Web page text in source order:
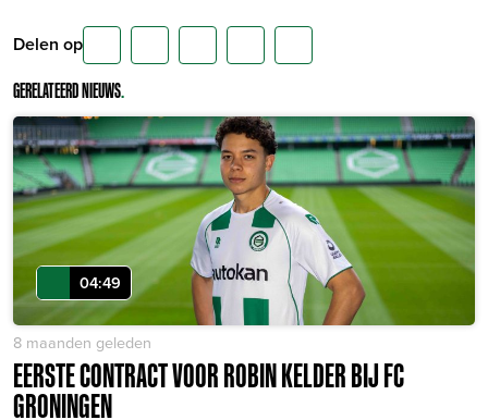
Delen op
GERELATEERD NIEUWS.
04:49
8 maanden geleden
EERSTE CONTRACT VOOR ROBIN KELDER BIJ FC
GRONINGEN